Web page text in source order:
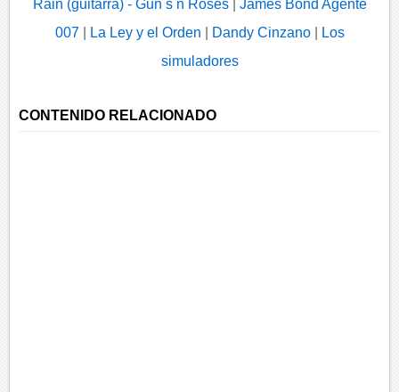
Rain (guitarra) - Gun s n Roses| James Bond Agente
007| La Ley y el Orden Dandy Cinzano|
Los
simuladores
CONTENIDO RELACIONADO